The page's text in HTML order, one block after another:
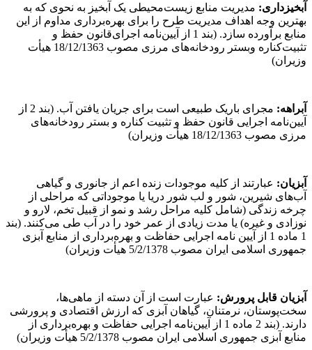
آبخیزداری: مدیریت منابع زیست‌محیطی یک آبخیز به نحوی که به
بهترین وجه اهداف مدیریت طرح را برای بهره‌برداری مداوم از این
منابع برآورده سازد. (بند 1 از آیین‌نامه اجرای‌قانون حفظ و
تثبیت‌کناره وبستر رودخانه‌های مرزی مصوب 18/12/1363 هیأت
وزیران)
آبراهه:
مجرای باریک طبیعی است برای جریان یافتن آب. (بند 2 از
آیین‌نامه اجرایی قانون حفظ و تثبیت کناره و بستر رودخانه‌های
مرزی مصوب 18/12/1363 هیأت وزیران)
آبزیان: عبارتند از کلیه موجودات زنده اعم از جانوری و گیاهی
آب‌های شیرین، شور و لب شور دریا یا موجوداتی که مراحلی از
چرخه زندگی (شامل کلیه مراحل رشد و نمو از قبیل تخم، لارو و
نوزادی و غیره) یا مدت زیادی از عمر خود را در آب طی می‌کنند. (بند
1 ماده 1 از آیین نامه اجرایی حفاظت و بهره‌برداری از منابع آبزی
جمهوری اسلامی ایران مصوب 5/2/1378 هیأت وزیران)
آبزیان قابل پرورش: عبارت است از آن دسته از ماهی‌ها،
سخت‌پوستان، نرمتنان، گیاهان آبزی که ارزش اقتصادی و پرورشی
دارند. (بند 2 ماده 1 از آیین‌نامه اجرایی حفاظت و بهره‌برداری از
منابع آبزی جمهوری اسلامی ایران مصوب 5/2/1378 هیأت وزیران)